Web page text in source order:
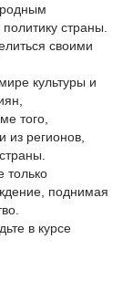
страны.
своими
культуры и
того,
регионов,
только
поднимая
в курсе